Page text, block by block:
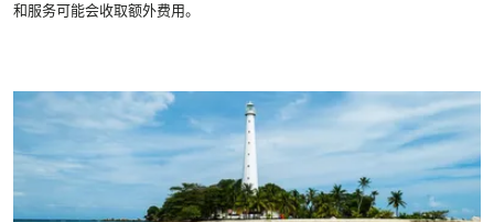
和服务可能会收取额外费用。